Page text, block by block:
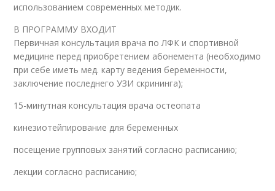
использованием современных методик.
В ПРОГРАММУ ВХОДИТ
Первичная консультация врача по ЛФК и спортивной
медицине перед приобретением абонемента (необходимо
при себе иметь мед. карту ведения беременности,
заключение последнего УЗИ скрининга);
15-минутная консультация врача остеопата
кинезиотейпирование для беременных
посещение групповых занятий согласно расписанию;
лекции согласно расписанию;